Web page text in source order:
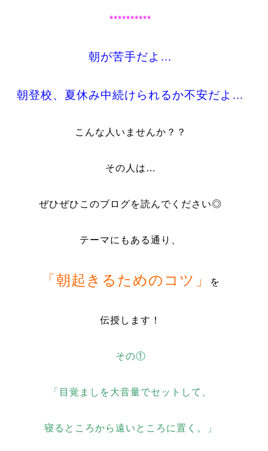
**********
朝が苦手だよ…
朝登校、夏休み中続けられるか不安だよ…
こんな人いませんか？？
その人は…
ぜひぜひこのブログを読んでください◎
テーマにもある通り、
「朝起きるためのコツ」 を
伝授します！
その①
「目覚ましを大音量でセットして、
寝るところから遠いところに置く。」